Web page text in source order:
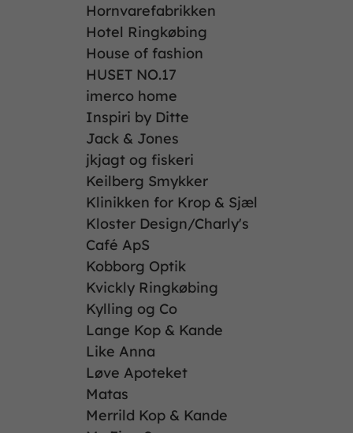
Hornvarefabrikken
Hotel Ringkøbing
House of fashion
HUSET NO.17
imerco home
Inspiri by Ditte
Jack & Jones
jkjagt og fiskeri
Keilberg Smykker
Klinikken for Krop & Sjæl
Kloster Design/Charly's
Café ApS
Kobborg Optik
Kvickly Ringkøbing
Kylling og Co
Lange Kop & Kande
Like Anna
Løve Apoteket
Matas
Merrild Kop & Kande